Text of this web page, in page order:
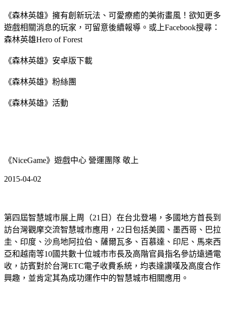
《森林英雄》擁有創新玩法、可愛療癒的美術畫風！欲知更多
遊戲相關消息的玩家，可留意後續報導。或上Facebook搜尋：
森林英雄Hero of Forest
《森林英雄》安卓版下載
《森林英雄》粉絲團
《森林英雄》活動
《NiceGame》遊戲中心 營運團隊 敬上
2015-04-02
第四屆智慧城市展上周（21日）在台北登場，多國地方首長到
訪台灣觀摩交流智慧城市應用，22日包括美國、墨西哥、巴拉
圭、印度、沙烏地阿拉伯、薩爾瓦多、百慕達、印尼、馬來西
亞和越南等10國共數十位城市市長及高階官員指名參訪遠通電
收，訪賓對於台灣ETC電子收費系統，均表達讚嘆及高度合作
興趣，並肯定其為成功運作中的智慧城市相關應用。